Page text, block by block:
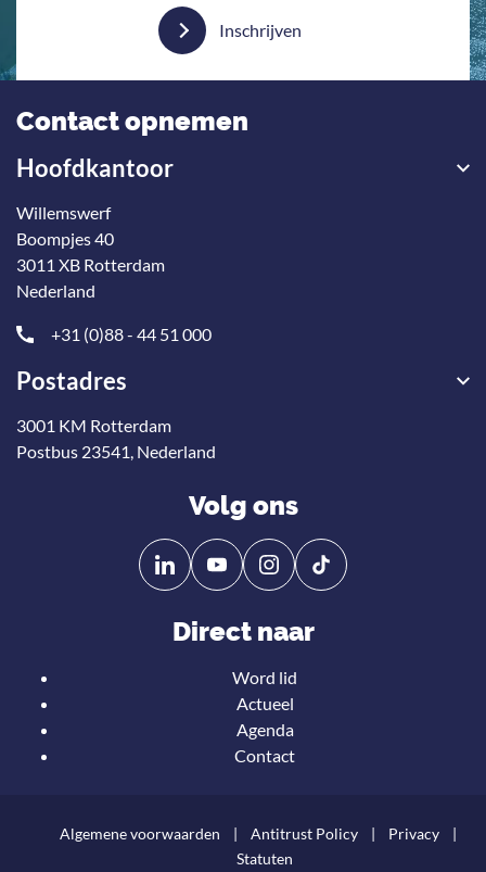
Inschrijven
Contact opnemen
Hoofdkantoor
Willemswerf
Boompjes 40
3011 XB Rotterdam
Nederland
+31 (0)88 - 44 51 000
Postadres
3001 KM Rotterdam
Postbus 23541, Nederland
Volg ons
Volg
ons
Linkedin
Volg
ons
YouTube
Direct naar
Word lid
Actueel
Agenda
Contact
Algemene voorwaarden Antitrust Policy
Privacy
Statuten